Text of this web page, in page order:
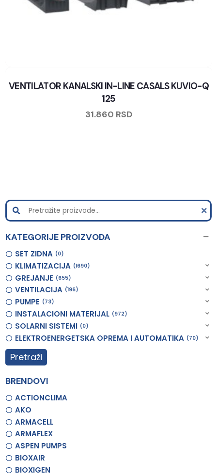
VENTILATOR KANALSKI IN-LINE CASALS KUVIO-Q
125
31.860 RSD
KATEGORIJE PROIZVODA
SET ZIDNA 0
KLIMATIZACIJA 1690
GREJANJE 655
VENTILACIJA 196
PUMPE 73
INSTALACIONI MATERIJAL 972
SOLARNI SISTEMI 0
ELEKTROENERGETSKA OPREMA I AUTOMATIKA 70
Pretraži
BRENDOVI
ACTIONCLIMA
AKO
ARMACELL
ARMAFLEX
ASPEN PUMPS
BIOXAIR
BIOXIGEN